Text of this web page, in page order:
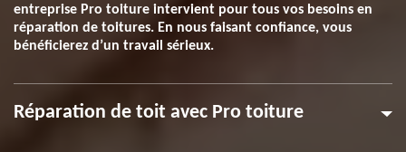
entreprise Pro toiture intervient pour tous vos besoins en
réparation de toitures. En nous faisant confiance, vous
bénéficierez d’un travail sérieux.
Réparation de toit avec Pro toiture